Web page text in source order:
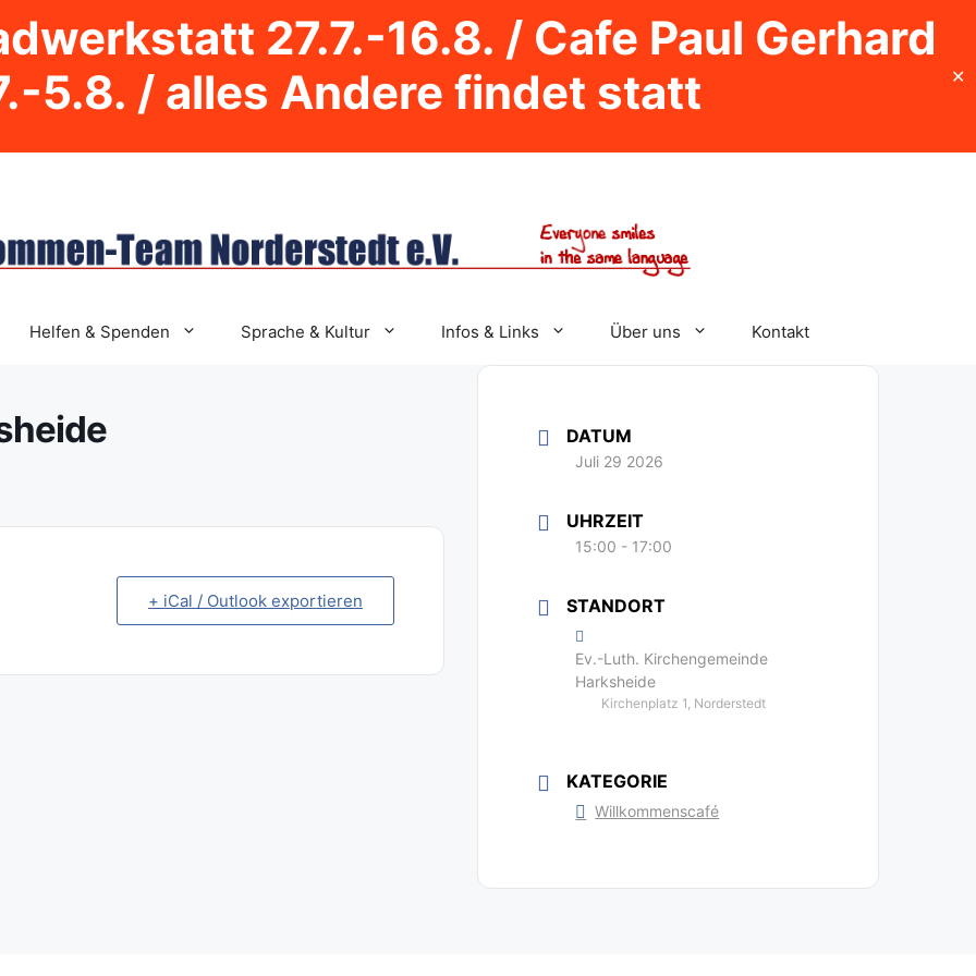
27.7.-16.8. / Cafe Paul Gerhard
5.8. / alles Andere findet statt
✕
Helfen & Spenden Sprache & Kultur Infos & Links Über uns Kontakt
+ iCal / Outlook exportieren
DATUM
Juli 29 2026
UHRZEIT
15:00 - 17:00
STANDORT
Ev.-Luth. Kirchengemeinde
Harksheide
Kirchenplatz 1, Norderstedt
KATEGORIE
Willkommenscafé